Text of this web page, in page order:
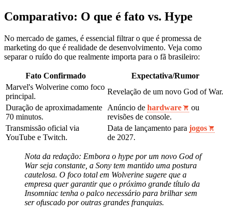
Comparativo: O que é fato vs. Hype
No mercado de games, é essencial filtrar o que é promessa de
marketing do que é realidade de desenvolvimento. Veja como
separar o ruído do que realmente importa para o fã brasileiro:
Fato Confirmado
Expectativa/Rumor
Marvel's Wolverine como foco
principal.
Revelação de um novo God of War.
Duração de aproximadamente
70 minutos.
Anúncio de hardware
ou
revisões de console.
Transmissão oficial via
YouTube e Twitch.
Data de lançamento para jogos
de 2027.
Nota da redação: Embora o hype por um novo God of
War seja constante, a Sony tem mantido uma postura
cautelosa. O foco total em Wolverine sugere que a
empresa quer garantir que o próximo grande título da
Insomniac tenha o palco necessário para brilhar sem
ser ofuscado por outras grandes franquias.